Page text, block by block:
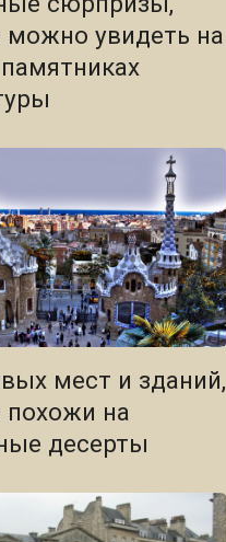
можно увидеть на
мест и зданий,
похожи на
десерты